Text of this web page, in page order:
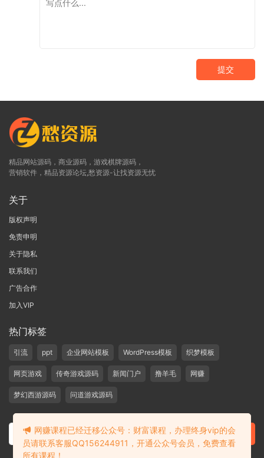
提交
精品网站源码，商业源码，游戏棋牌源码，
营销软件，精品资源论坛,愁资源-让找资源无忧
关于
版权声明
免责申明
关于隐私
联系我们
广告合作
加入VIP
热门标签
引流 ppt 企业网站模板 WordPress模板 织梦模板
网页游戏 传奇游戏源码 新闻门户 撸羊毛 网赚
梦幻西游源码 问道游戏源码
网赚课程已经迁移公众号：财富课程，办理终身vip的会
员请联系客服QQ156244911，开通公众号会员，免费查看
所有课程！